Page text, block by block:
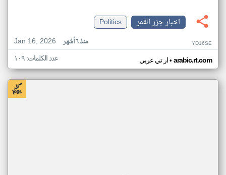
اخبار جزر القمر
Politics
Jan 16, 2026
منذ ٦ أشهر YD16SE
ار تي عربي• arabic.rt.com عدد الكلمات: ١٠٩